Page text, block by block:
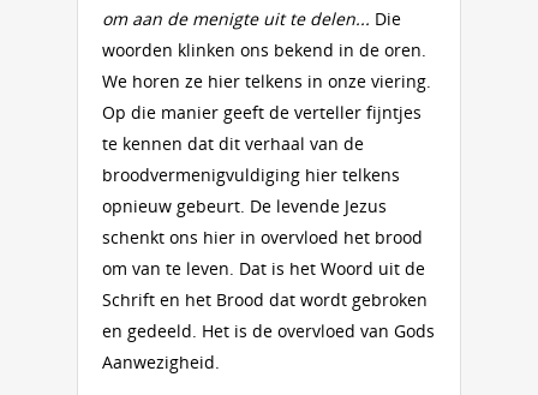
om aan de menigte uit te delen... Die
woorden klinken ons bekend in de oren.
We horen ze hier telkens in onze viering.
Op die manier geeft de verteller fijntjes
te kennen dat dit verhaal van de
broodvermenigvuldiging hier telkens
opnieuw gebeurt. De levende Jezus
schenkt ons hier in overvloed het brood
om van te leven. Dat is het Woord uit de
Schrift en het Brood dat wordt gebroken
en gedeeld. Het is de overvloed van Gods
Aanwezigheid.